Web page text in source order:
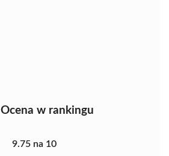
Ocena w rankingu
9.75 na 10